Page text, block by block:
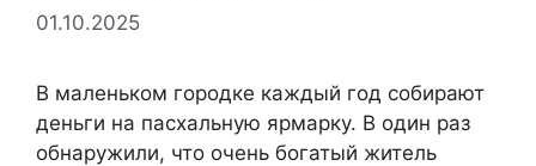
01.10.2025
В маленьком городке каждый год собирают
деньги на пасхальную ярмарку. В один раз
обнаружили, что очень богатый житель